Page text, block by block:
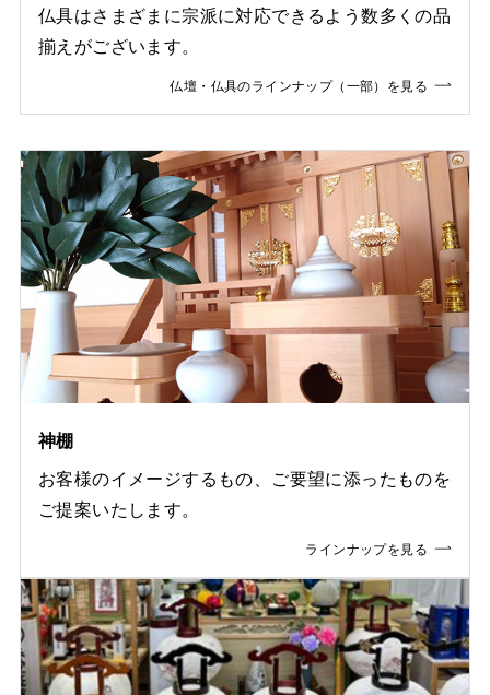
仏具はさまざまに宗派に対応できるよう数多くの品
揃えがございます。
仏壇・仏具のラインナップ（一部）を見る
神棚
お客様のイメージするもの、ご要望に添ったものを
ご提案いたします。
ラインナップを見る